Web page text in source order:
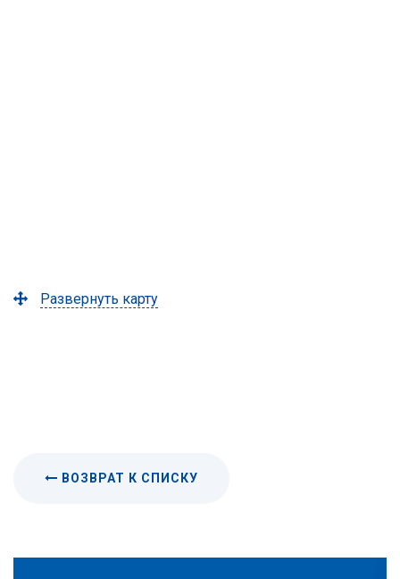
Развернуть карту
ВОЗВРАТ К СПИСКУ